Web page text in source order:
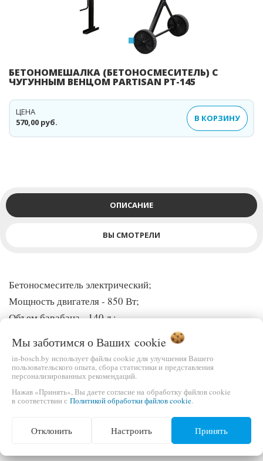
БЕТОНОМЕШАЛКА (БЕТОНОСМЕСИТЕЛЬ) С
ЧУГУННЫМ ВЕНЦОМ PARTISAN PT-145
570,00 руб.
ЦЕНА
В КОРЗИНУ
ОПИСАНИЕ
ВЫ СМОТРЕЛИ
Бетоносмеситель электрический;
Мощность двигателя - 850 Вт;
Объем барабана - 140 л.;
Вес - 36 кг;
Преимущества:
Двойной контроль качества
Бесшумный и устойчивый к коррозии венец
Мы заботимся о Ваших cookie
in-bosch.by использует файлы cookie для улучшения Вашего
пользовательского опыта, сбора статистики и представления
персонализированных рекомендаций.
Нажав «Принять», Вы даете согласие на обработку файлов cookie
в соответствии с Политикой обработки файлов cookie.
Отклонить Настроить Принять